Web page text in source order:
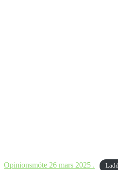
Opinionsmöte 26 mars 2025 .